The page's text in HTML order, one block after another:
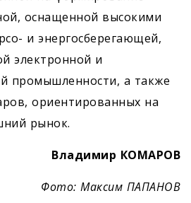
оснащенной высокими
и энергосберегающей,
электронной и
промышленности, а также
ориентированных на
рынок.
Владимир КОМАРОВ
Фото: Максим ПАПАНОВ